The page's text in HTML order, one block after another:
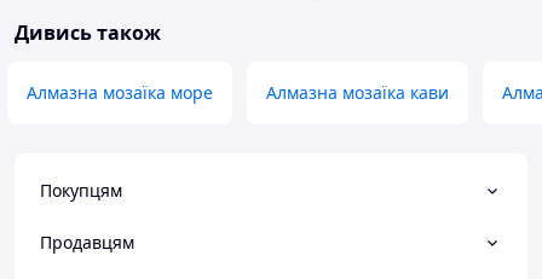
Дивись також
Алмазна мозаїка море Алмазна мозаїка кави
Покупцям
Продавцям